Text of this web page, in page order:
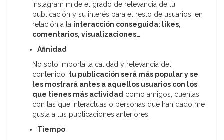
Instagram mide el grado de relevancia de tu
publicación y su interés para el resto de usuarios, en
relación a la interacción conseguida: likes,
comentarios, visualizaciones…
Afinidad
No solo importa la calidad y relevancia del
contenido, tu publicación será más popular y se
les mostrará antes a aquellos usuarios con los
que tienes más actividad como amigos, cuentas
con las que interactúas o personas que han dado me
gusta a tus publicaciones anteriores.
Tiempo